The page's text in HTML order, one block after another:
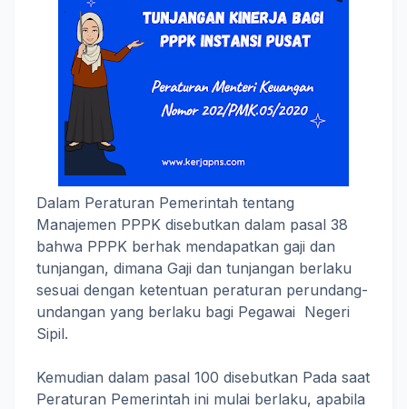
Dalam Peraturan Pemerintah tentang
Manajemen PPPK disebutkan dalam pasal 38
bahwa PPPK berhak mendapatkan gaji dan
tunjangan, dimana Gaji dan tunjangan berlaku
sesuai dengan ketentuan peraturan perundang-
undangan yang berlaku bagi Pegawai Negeri
Sipil.
Kemudian dalam pasal 100 disebutkan Pada saat
Peraturan Pemerintah ini mulai berlaku, apabila